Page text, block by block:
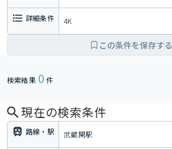
詳細条件 4K
この条件を保存する
検索結果 0 件
現在の検索条件
路線・駅 武蔵関駅